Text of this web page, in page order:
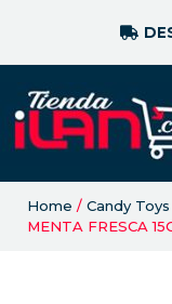
Home / Candy Toys
MENTA FRESCA